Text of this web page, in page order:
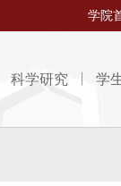
学院
科学研究 学